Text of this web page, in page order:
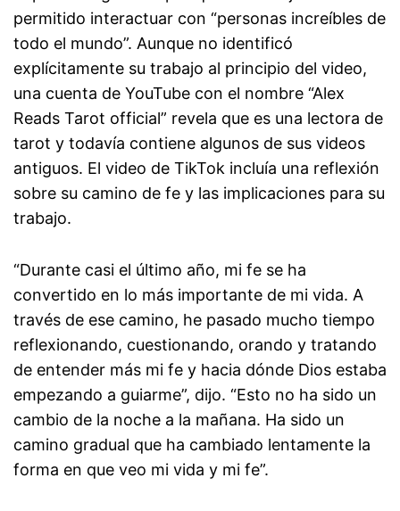
permitido interactuar con “personas increíbles de
todo el mundo”. Aunque no identificó
explícitamente su trabajo al principio del video,
una cuenta de YouTube con el nombre “Alex
Reads Tarot official” revela que es una lectora de
tarot y todavía contiene algunos de sus videos
antiguos. El video de TikTok incluía una reflexión
sobre su camino de fe y las implicaciones para su
trabajo.
“Durante casi el último año, mi fe se ha
convertido en lo más importante de mi vida. A
través de ese camino, he pasado mucho tiempo
reflexionando, cuestionando, orando y tratando
de entender más mi fe y hacia dónde Dios estaba
empezando a guiarme”, dijo. “Esto no ha sido un
cambio de la noche a la mañana. Ha sido un
camino gradual que ha cambiado lentamente la
forma en que veo mi vida y mi fe”.